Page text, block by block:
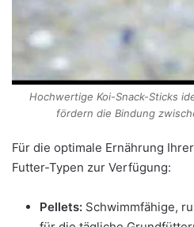
Hochwertige Koi-Snack-Sticks
fördern die Bindung
Für die optimale Ernährung
Futter-Typen zur Verfügung:
Pellets: Schwimmfähige,